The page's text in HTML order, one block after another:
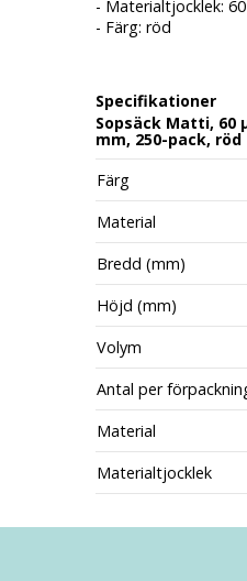
- Materialtjocklek:
- Färg: röd
Specifikationer
Sopsäck Matti, 60
mm, 250-pack, röd
Färg
Material
Bredd (mm)
Höjd (mm)
Volym
Antal per
Material
Materialtjocklek